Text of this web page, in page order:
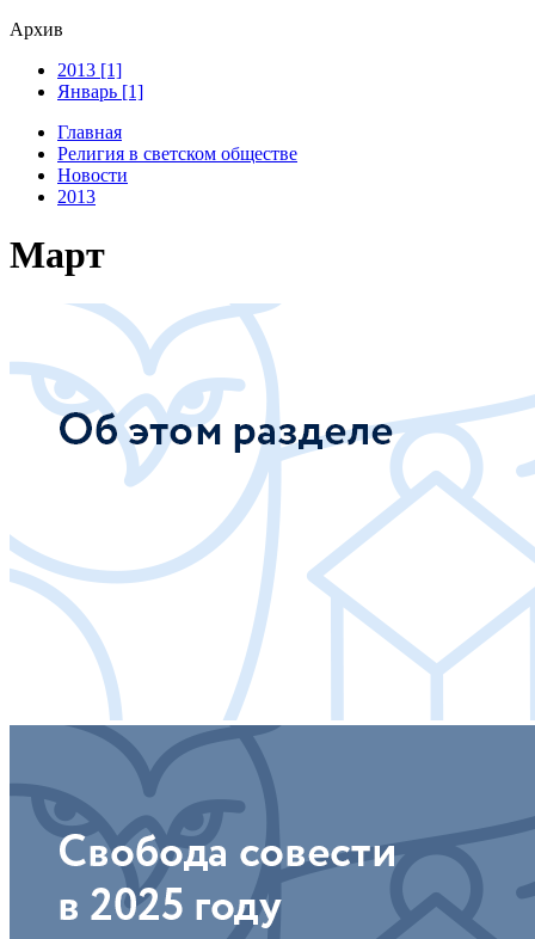
Архив
2013 [1]
Январь [1]
Главная
Религия в светском обществе
Новости
2013
Март